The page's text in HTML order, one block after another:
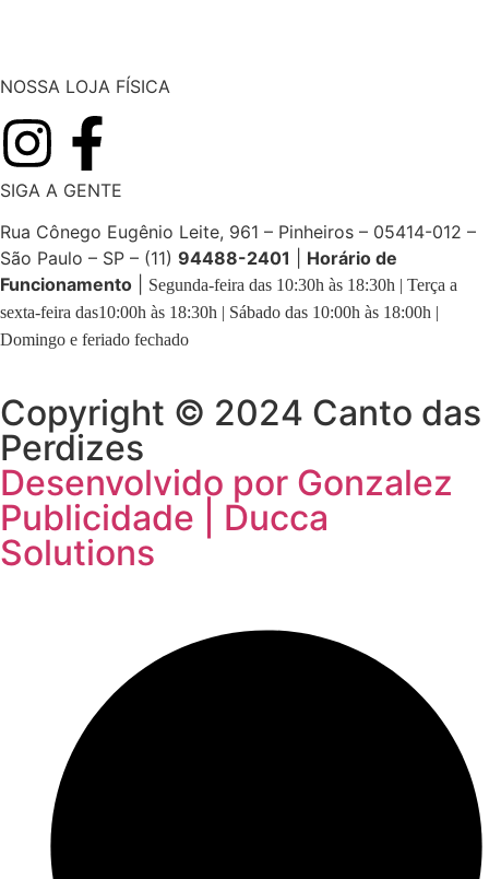
NOSSA LOJA FÍSICA
SIGA A GENTE
Rua Cônego Eugênio Leite, 961 – Pinheiros – 05414-012 –
São Paulo – SP – (11) 94488-2401
Horário de
Funcionamento
Segunda-feira das 10:30h às 18:30h | Terça a
sexta-feira das10:00h às 18:30h | Sábado das 10:00h às 18:00h |
Domingo e feriado fechado
Copyright © 2024 Canto das
Perdizes
Desenvolvido por Gonzalez
Publicidade | Ducca
Solutions